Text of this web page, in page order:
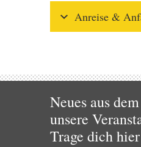
Anreise &
Neues aus
unsere
Trage dich